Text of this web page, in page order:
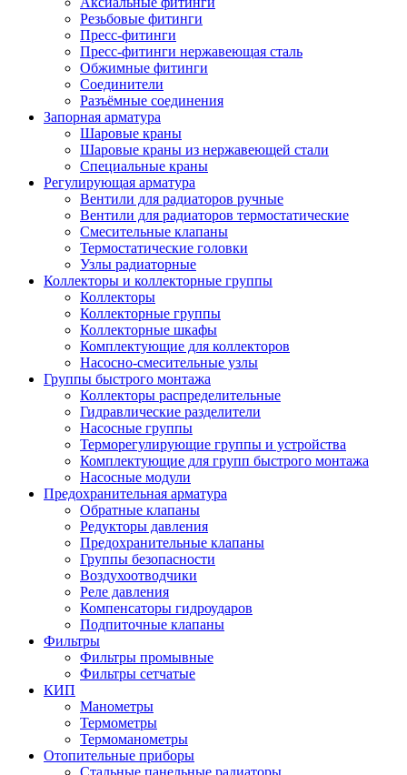
Резьбовые фитинги
Пресс-фитинги
Пресс-фитинги нержавеющая сталь
Обжимные фитинги
Соединители
Разъёмные соединения
Запорная арматура
Шаровые краны
Шаровые краны из нержавеющей стали
Специальные краны
Регулирующая арматура
Вентили для радиаторов ручные
Вентили для радиаторов термостатические
Смесительные клапаны
Термостатические головки
Узлы радиаторные
Коллекторы и коллекторные группы
Коллекторы
Коллекторные группы
Коллекторные шкафы
Комплектующие для коллекторов
Насосно-смесительные узлы
Группы быстрого монтажа
Коллекторы распределительные
Гидравлические разделители
Насосные группы
Терморегулирующие группы и устройства
Комплектующие для групп быстрого монтажа
Насосные модули
Предохранительная арматура
Обратные клапаны
Редукторы давления
Предохранительные клапаны
Группы безопасности
Воздухоотводчики
Реле давления
Компенсаторы гидроударов
Подпиточные клапаны
Фильтры
Фильтры промывные
Фильтры сетчатые
КИП
Манометры
Термометры
Термоманометры
Отопительные приборы
Стальные панельные радиаторы